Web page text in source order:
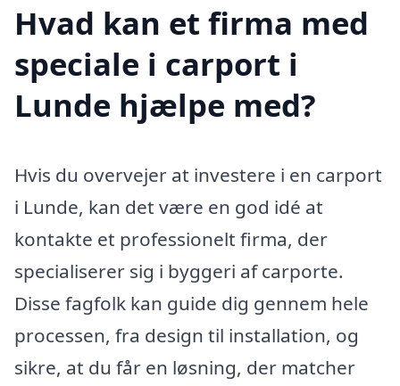
Hvad kan et firma med
speciale i carport i
Lunde hjælpe med?
Hvis du overvejer at investere i en carport
i Lunde, kan det være en god idé at
kontakte et professionelt firma, der
specialiserer sig i byggeri af carporte.
Disse fagfolk kan guide dig gennem hele
processen, fra design til installation, og
sikre, at du får en løsning, der matcher